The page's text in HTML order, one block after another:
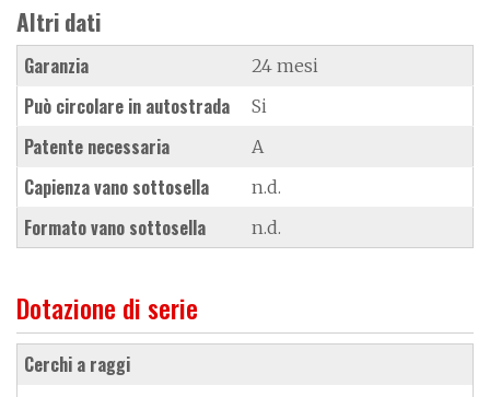
Altri dati
Garanzia 24 mesi
Può circolare in autostrada Si
Patente necessaria A
Capienza vano sottosella n.d.
Formato vano sottosella n.d.
Dotazione di serie
cerchi a raggi